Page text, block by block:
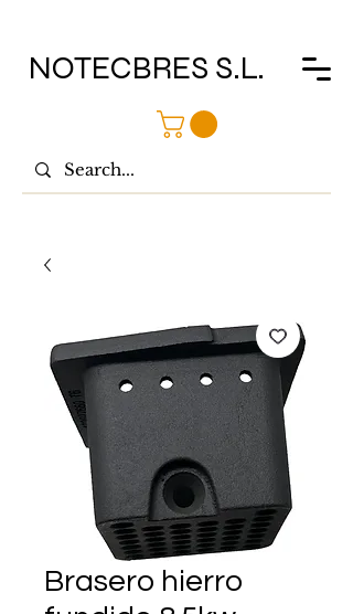
NOTECBRES S.L.
Brasero hierro